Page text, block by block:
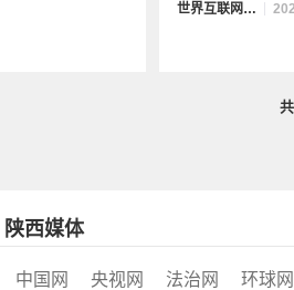
世界互联网大会数字丝路发展论坛
陕西媒体
中国网 央视网 法治网 环球网